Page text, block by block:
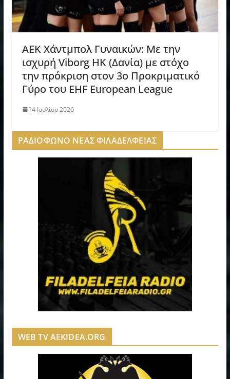
ΑΕΚ Χάντμπολ Γυναικών: Με την
ισχυρή Viborg HK (Δανία) με στόχο
την πρόκριση στον 3ο Προκριματικό
Γύρο του EHF European League
14 Ιουλίου 2026
ΡΑΔΙΟΦΩΝΟ ΝΕΑΣ ΦΙΛΑΔΕΛΦΕΙΑΣ
WEB TV AEKIDEA.ORG